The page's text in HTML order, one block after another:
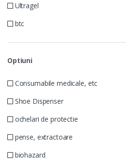
Ultragel
btc
Optiuni
Consumabile medicale, etc
Shoe Dispenser
ochelari de protectie
pense, extractoare
biohazard